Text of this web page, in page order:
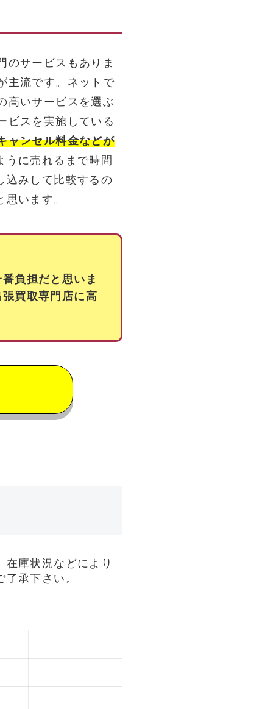
のサービスもありま
主流です。ネットで
高いサービスを選ぶ
ビスを実施している
ャンセル料金などが
うに売れるまで時間
込みして比較するの
います。
負担だと思いま
買取専門店に高
庫状況などにより
承下さい。